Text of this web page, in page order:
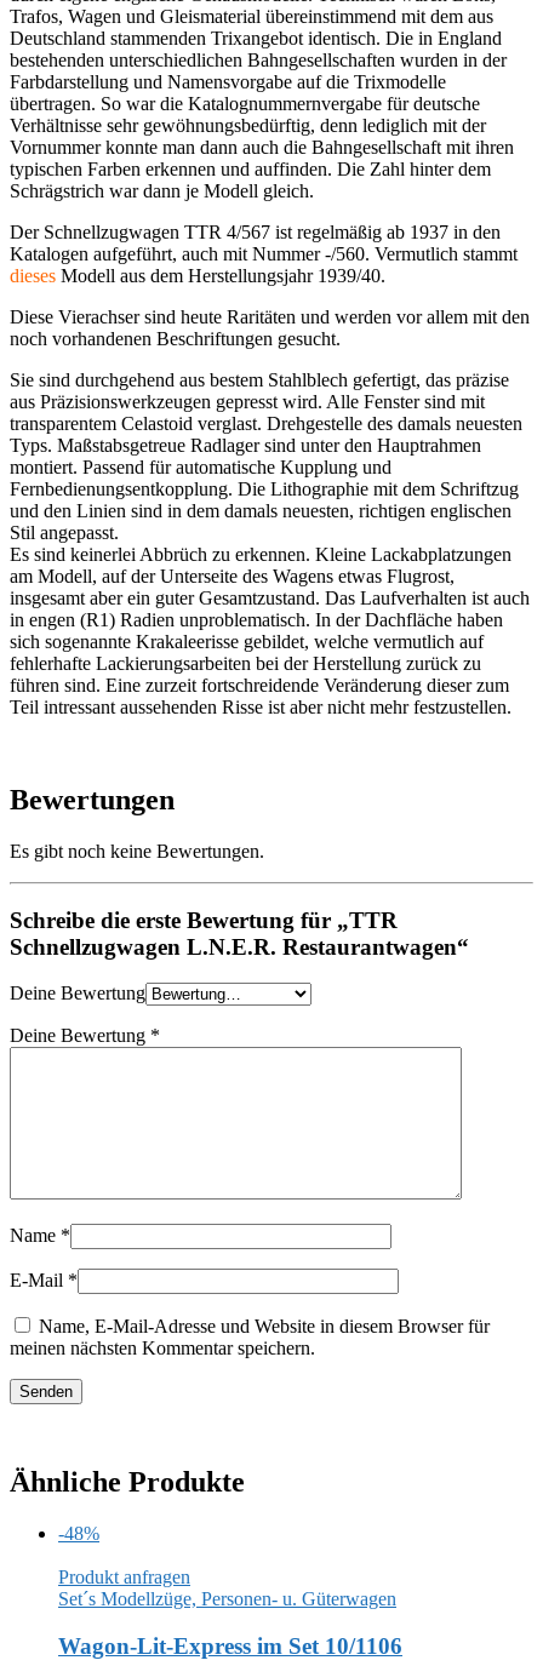
Trafos, Wagen und Gleismaterial übereinstimmend mit dem aus
Deutschland stammenden Trixangebot identisch. Die in England
bestehenden unterschiedlichen Bahngesellschaften wurden in der
Farbdarstellung und Namensvorgabe auf die Trixmodelle
übertragen. So war die Katalognummernvergabe für deutsche
Verhältnisse sehr gewöhnungsbedürftig, denn lediglich mit der
Vornummer konnte man dann auch die Bahngesellschaft mit ihren
typischen Farben erkennen und auffinden. Die Zahl hinter dem
Schrägstrich war dann je Modell gleich.
Der Schnellzugwagen TTR 4/567 ist regelmäßig ab 1937 in den
Katalogen aufgeführt, auch mit Nummer -/560. Vermutlich stammt
dieses Modell aus dem Herstellungsjahr 1939/40.
Diese Vierachser sind heute Raritäten und werden vor allem mit den
noch vorhandenen Beschriftungen gesucht.
Sie sind durchgehend aus bestem Stahlblech gefertigt, das präzise
aus Präzisionswerkzeugen gepresst wird. Alle Fenster sind mit
transparentem Celastoid verglast. Drehgestelle des damals neuesten
Typs. Maßstabsgetreue Radlager sind unter den Hauptrahmen
montiert. Passend für automatische Kupplung und
Fernbedienungsentkopplung. Die Lithographie mit dem Schriftzug
und den Linien sind in dem damals neuesten, richtigen englischen
Stil angepasst.
Es sind keinerlei Abbrüch zu erkennen. Kleine Lackabplatzungen
am Modell, auf der Unterseite des Wagens etwas Flugrost,
insgesamt aber ein guter Gesamtzustand. Das Laufverhalten ist auch
in engen (R1) Radien unproblematisch. In der Dachfläche haben
sich sogenannte Krakaleerisse gebildet, welche vermutlich auf
fehlerhafte Lackierungsarbeiten bei der Herstellung zurück zu
führen sind. Eine zurzeit fortschreidende Veränderung dieser zum
Teil intressant aussehenden Risse ist aber nicht mehr festzustellen.
Bewertungen
Es gibt noch keine Bewertungen.
Schreibe die erste Bewertung für „TTR
Schnellzugwagen L.N.E.R. Restaurantwagen“
Deine Bewertung
Deine Bewertung *
Name *
E-Mail *
Name, E-Mail-Adresse und Website in diesem Browser für
meinen nächsten Kommentar speichern.
Ähnliche Produkte
-48%
Produkt anfragen
Set´s Modellzüge, Personen- u. Güterwagen
Wagon-Lit-Express im Set 10/1106